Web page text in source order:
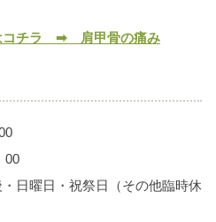
コチラ ➡ 肩甲骨の痛み
00
日曜日・祝祭日（その他臨時休